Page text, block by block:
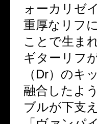
ォーカリゼ
重厚なリフ
ことで生ま
ギターリフ
（Dr）のキ
融合したよ
ブルが下支